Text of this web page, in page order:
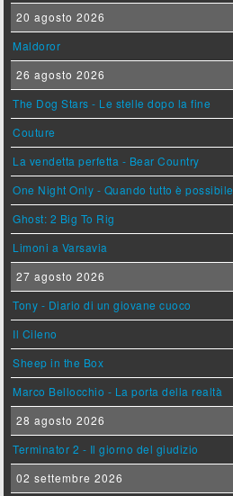
20 agosto 2026
Maldoror
26 agosto 2026
The Dog Stars - Le stelle dopo la fine
Couture
La vendetta perfetta - Bear Country
One Night Only - Quando tutto è possibile
Ghost: 2 Big To Rig
Limoni a Varsavia
27 agosto 2026
Tony - Diario di un giovane cuoco
Il Cileno
Sheep in the Box
Marco Bellocchio - La porta della realtà
28 agosto 2026
Terminator 2 - Il giorno del giudizio
02 settembre 2026